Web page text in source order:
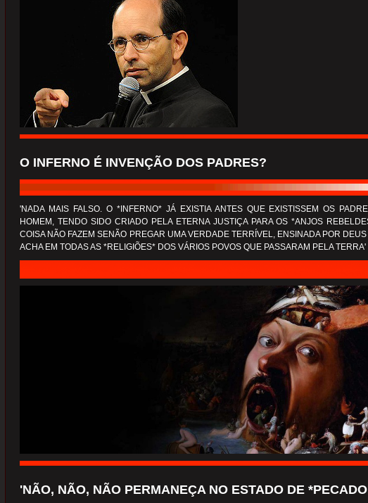
O INFERNO É INVENÇÃO DOS PADRES?
'NADA MAIS FALSO. O *INFERNO* JÁ EXISTIA ANTES QUE EXISTISSEM OS
HOMEM, TENDO SIDO CRIADO PELA ETERNA JUSTIÇA PARA OS *ANJOS
COISA NÃO FAZEM SENÃO PREGAR UMA VERDADE TERRÍVEL, ENSINADA POR
ACHA EM TODAS AS *RELIGIÕES* DOS VÁRIOS POVOS QUE PASSARAM PELA TERRA'
'NÃO, NÃO, NÃO PERMANEÇA NO ESTADO DE